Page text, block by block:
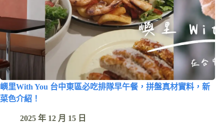
嶼里With You 台中東區必吃排隊早午餐，拼盤真材實料，新
菜色介紹！
2025 年 12 月 15 日